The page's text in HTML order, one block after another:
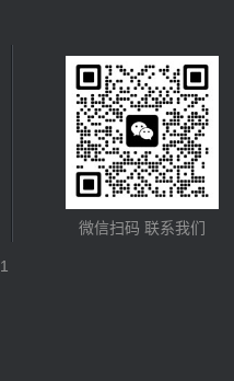
微信扫码 联系我们